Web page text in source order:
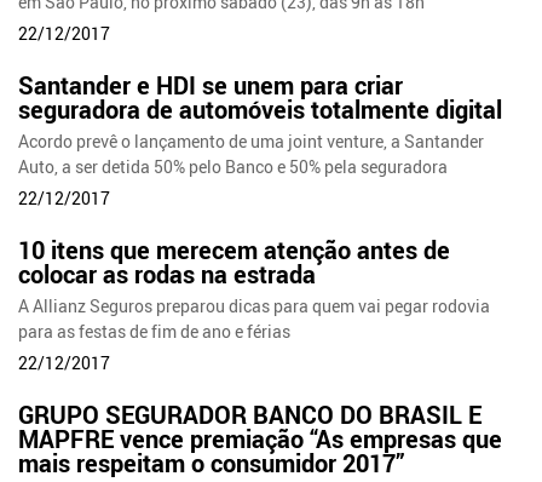
22/12/2017
Santander e HDI se unem para criar
seguradora de automóveis totalmente digital
Acordo prevê o lançamento de uma joint venture, a Santander
Auto, a ser detida 50% pelo Banco e 50% pela seguradora
22/12/2017
10 itens que merecem atenção antes de
colocar as rodas na estrada
A Allianz Seguros preparou dicas para quem vai pegar rodovia
para as festas de fim de ano e férias
22/12/2017
GRUPO SEGURADOR BANCO DO BRASIL E
MAPFRE vence premiação “As empresas que
mais respeitam o consumidor 2017”